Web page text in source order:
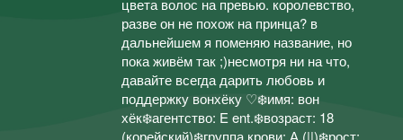
цвета волос на превью. королевство,
разве он не похож на принца? в
дальнейшем я поменяю название, но
пока живём так ;)несмотря ни на что,
давайте всегда дарить любовь и
поддержку вонхёку ♡❄️имя: вон
хёк❄️агентство: E ent.❄️возраст: 18
(корейский)❄️группа крови: А (||)❄️рост: